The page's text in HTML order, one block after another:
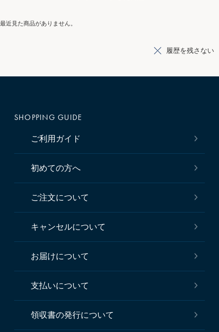
最近見た商品がありません。
履歴を残さない
SHOPPING GUIDE
ご利用ガイド
初めての方へ
ご注文について
キャンセルについて
お届けについて
支払いについて
領収書の発行について